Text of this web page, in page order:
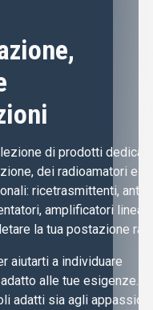
di prodotti dedicati
dei radioamatori e
ricetrasmittenti,
amplificatori
la tua postazione
aiutarti a individuare
alle tue esigenze.
adatti sia agli